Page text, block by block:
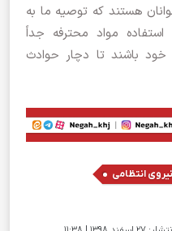
هستند که توصیه ما به
مواد محترفه جداً
خود باشند تا دچار حوادث
نیروی انتظامی